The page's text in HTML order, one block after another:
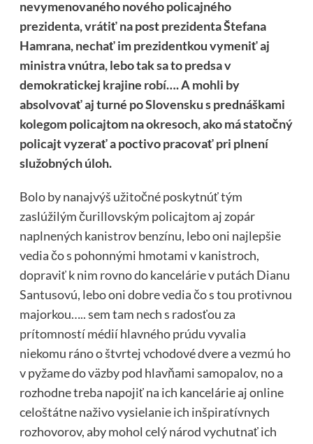
nevymenovaného nového policajného
prezidenta, vrátiť na post prezidenta Štefana
Hamrana, nechať im prezidentkou vymeniť aj
ministra vnútra, lebo tak sa to predsa v
demokratickej krajine robí…. A mohli by
absolvovať aj turné po Slovensku s prednáškami
kolegom policajtom na okresoch, ako má statočný
policajt vyzerať a poctivo pracovať pri plnení
služobných úloh.
Bolo by nanajvýš užitočné poskytnúť tým
zaslúžilým čurillovským policajtom aj zopár
naplnených kanistrov benzínu, lebo oni najlepšie
vedia čo s pohonnými hmotami v kanistroch,
dopraviť k nim rovno do kancelárie v putách Dianu
Santusovú, lebo oni dobre vedia čo s tou protivnou
majorkou….. sem tam nech s radosťou za
prítomností médií hlavného prúdu vyvalia
niekomu ráno o štvrtej vchodové dvere a vezmú ho
v pyžame do väzby pod hlavňami samopalov, no a
rozhodne treba napojiť na ich kancelárie aj online
celoštátne naživo vysielanie ich inšpiratívnych
rozhovorov, aby mohol celý národ vychutnať ich